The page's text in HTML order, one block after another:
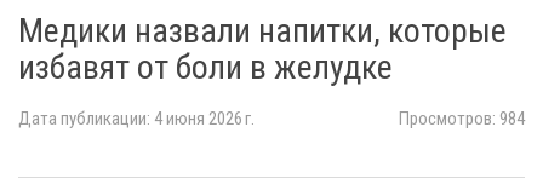
Медики назвали напитки, которые
избавят от боли в желудке
Дата публикации: 4 июня 2026 г. Просмотров: 984